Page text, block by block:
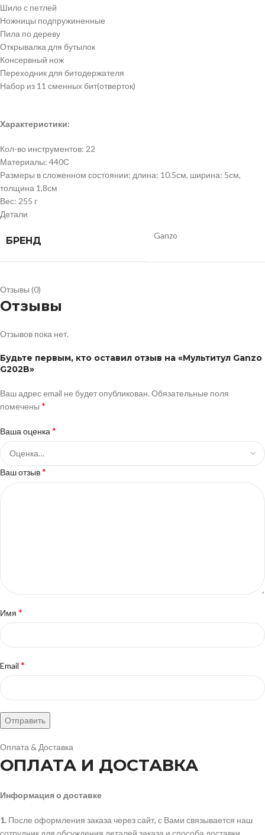
Шило с петлей
Ножницы подпружиненные
Пила по дереву
Открывалка для бутылок
Консервный нож
Переходник для битодержателя
Набор из 11 сменных бит(отверток)
Характеристики:
Кол-во инструментов: 22
Материалы: 440С
Размеры в сложенном состоянии: длина: 10.5см, ширина: 5см,
толщина 1,8см
Вес: 255 г
Детали
БРЕНД Ganzo
Отзывы (0)
Отзывы
Отзывов пока нет.
Будьте первым, кто оставил отзыв на «Мультитул Ganzo
G202B»
Ваш адрес email не будет опубликован. Обязательные поля
помечены *
Ваша оценка *
Ваш отзыв*
Имя *
Email *
Оплата & Доставка
ОПЛАТА И ДОСТАВКА
Информация о доставке
1. После оформления заказа через сайт, с Вами связывается наш
сотрудник для обсуждения деталей заказа и способа доставки.